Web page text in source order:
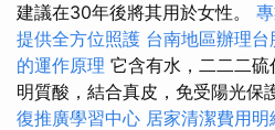
建議在30年後將其用於女性。
提供全方位照護 台南地區辦理
的運作原理 它含有水，二二二
明質酸，結合真皮，免受陽光保
復推廣學習中心 居家清潔費用